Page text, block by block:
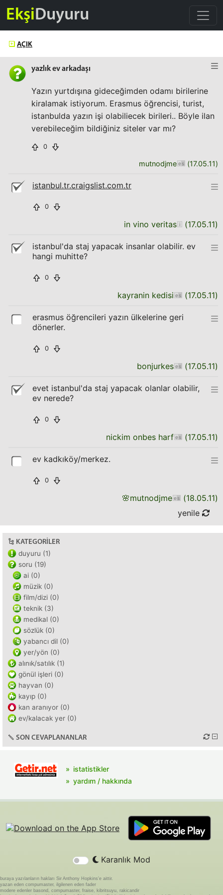
EkşiDuyuru
AÇIK
yazlık ev arkadaşı
Yazın yurtdışına gideceğimden odamı birilerine
kiralamak istiyorum. Erasmus öğrencisi, turist,
istanbulda yazın işi olabiliecek birileri.. Böyle ilan
verebileceğim bildiğiniz siteler var mı?
0
mutnodjme (17.05.11)
istanbul.tr.craigslist.com.tr
0
in vino veritas (17.05.11)
istanbul'da staj yapacak insanlar olabilir. ev
hangi muhitte?
0
kayranin kedisi (17.05.11)
erasmus öğrencileri yazın ülkelerine geri
dönerler.
0
bonjurkes (17.05.11)
evet istanbul'da staj yapacak olanlar olabilir,
ev nerede?
0
nickim onbes harf (17.05.11)
ev kadkıköy/merkez.
0
🌸mutnodjme (18.05.11)
yenile
KATEGORILER
duyuru (1)
soru (19)
ai (0)
müzik (0)
film/dizi (0)
teknik (3)
medikal (0)
sözlük (0)
yabancı dil (0)
yer/yön (0)
alınık/satılık (1)
gönül işleri (0)
hayvan (0)
kayıp (0)
kan aranıyor (0)
ev/kalacak yer (0)
SON CEVAPLANANLAR
istatistikler
yardım / hakkında
Karanlık Mod
buraya yazılanların hakları Sir Anthony Hopkins'e aittir.
yazan eden compumaster, ilgilenen eden fader
modere edenler basond, compumaster, fraise, kibritsuyu, rakicandir